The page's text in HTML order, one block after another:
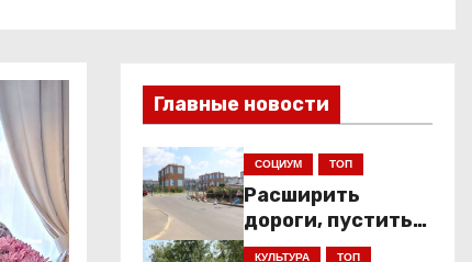
Главные новости
СОЦИУМ ТОП
Расширить
дороги, пустить
низкопольники
КУЛЬТУРА ТОП